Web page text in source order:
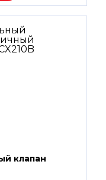
клапан